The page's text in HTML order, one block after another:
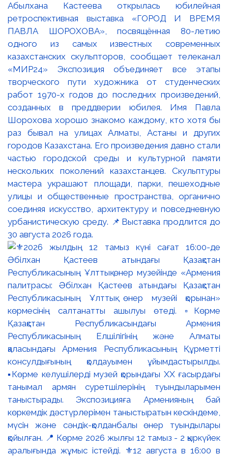
Абылхана Кастеева открылась юбилейная
ретроспективная выставка «ГОРОД И ВРЕМЯ
ПАВЛА ШОРОХОВА», посвящённая 80-летию
одного из самых известных современных
казахстанских скульпторов, сообщает телеканал
«МИР24» Экспозиция объединяет все этапы
творческого пути художника от студенческих
работ 1970-х годов до последних произведений,
созданных в преддверии юбилея. Имя Павла
Шорохова хорошо знакомо каждому, кто хотя бы
раз бывал на улицах Алматы, Астаны и других
городов Казахстана. Его произведения давно стали
частью городской среды и культурной памяти
нескольких поколений казахстанцев. Скульптуры
мастера украшают площади, парки, пешеходные
улицы и общественные пространства, органично
соединяя искусство, архитектуру и повседневную
урбанистическую среду. 📌Выставка продлится до
30 августа 2026 года.